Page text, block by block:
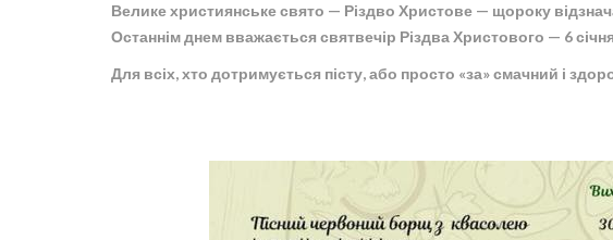
Велике християнське свято — Різдво Христове — щороку
Останнім днем вважається святвечір Різдва Христового — 6
Для всіх, хто дотримується пісту, або просто «за» смачний і